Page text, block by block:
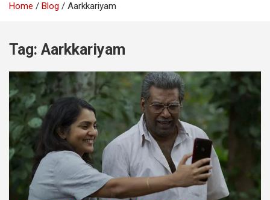
Home Blog Aarkkariyam
Tag: Aarkkariyam